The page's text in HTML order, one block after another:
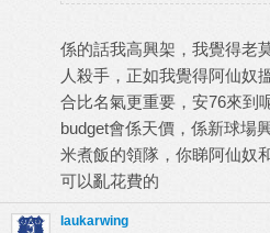
係的話我高興架，我覺得老
人殺手，正如我覺得阿仙奴
合比名氣更重要，安76來到
budget會係天價，係新球場
米煮飯的領隊，你睇阿仙奴
可以亂花費的
laukarwing